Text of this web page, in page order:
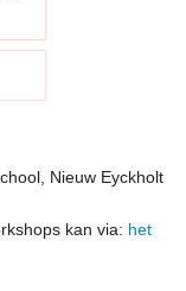
Nieuw Eyckholt
kan via: het